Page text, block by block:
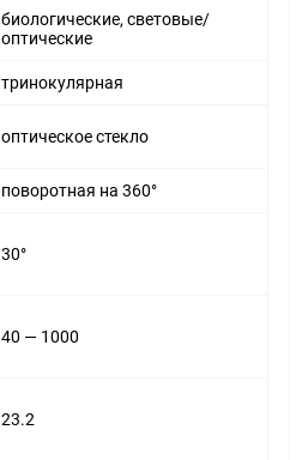
биологические, световые/
оптические
тринокулярная
оптическое стекло
поворотная на 360°
30°
40 — 1000
23.2